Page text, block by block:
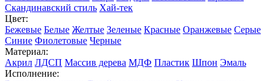
Скандинавский стиль Хай-тек
Цвет:
Бежевые Белые Желтые Зеленые Красные Оранжевые Серые
Синие Фиолетовые Черные
Материал:
Акрил ЛДСП Массив дерева МДФ Пластик Шпон Эмаль
Исполнение: